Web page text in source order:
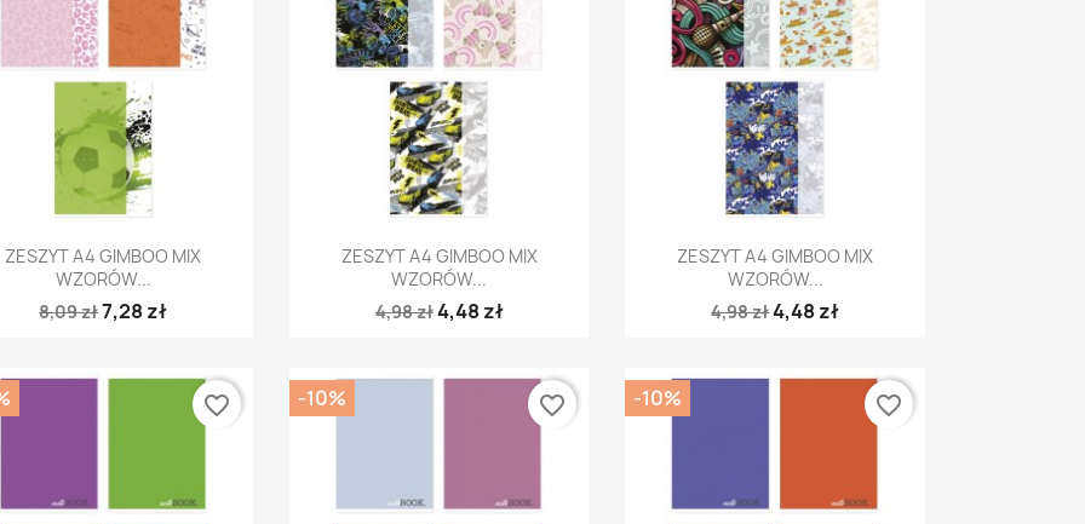
Szybki podgląd
ZESZYT A4 GIMBOO MIX
WZORÓW...
8,09 zł7,28 zł
Szybki podgląd
ZESZYT A4 GIMBOO MIX
WZORÓW...
4,98 zł4,48 zł
Szybki podgląd
ZESZYT A4 GIMBOO MIX
WZORÓW...
4,98 zł4,48 zł
favorite_border -10% favorite_border -10% favorite_border